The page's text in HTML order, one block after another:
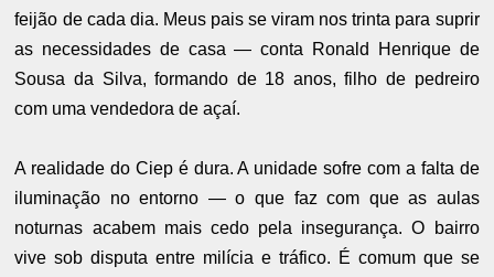
feijão de cada dia. Meus pais se viram nos trinta para suprir
as necessidades de casa — conta Ronald Henrique de
Sousa da Silva, formando de 18 anos, filho de pedreiro
com uma vendedora de açaí.
A realidade do Ciep é dura. A unidade sofre com a falta de
iluminação no entorno — o que faz com que as aulas
noturnas acabem mais cedo pela insegurança. O bairro
vive sob disputa entre milícia e tráfico. É comum que se